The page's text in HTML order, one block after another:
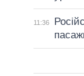
11:36